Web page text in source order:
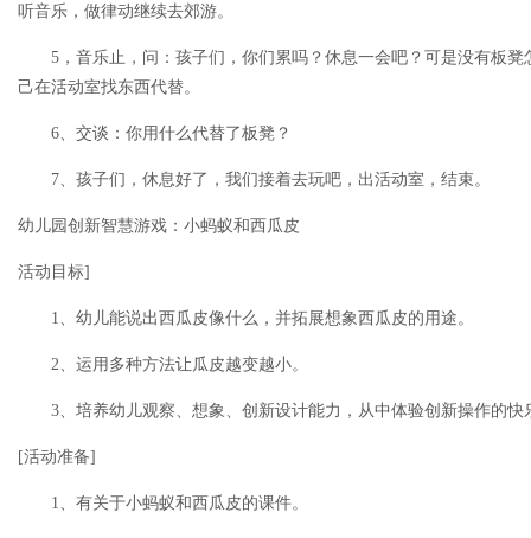
听音乐，做律动继续去郊游。
5，音乐止，问：孩子们，你们累吗？休息一会吧？可是没有板凳
己在活动室找东西代替。
6、交谈：你用什么代替了板凳？
7、孩子们，休息好了，我们接着去玩吧，出活动室，结束。
幼儿园创新智慧游戏：小蚂蚁和西瓜皮
活动目标]
1、幼儿能说出西瓜皮像什么，并拓展想象西瓜皮的用途。
2、运用多种方法让瓜皮越变越小。
3、培养幼儿观察、想象、创新设计能力，从中体验创新操作的快
[活动准备]
1、有关于小蚂蚁和西瓜皮的课件。